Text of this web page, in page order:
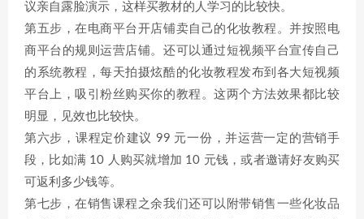
议亲自露脸演示，这样买教材的人学习的比较快。
第五步，在电商平台开店铺卖自己的化妆教程。并按照电
商平台的规则运营店铺。还可以通过短视频平台宣传自己
的系统教程，每天拍摄炫酷的化妆教程发布到各大短视频
平台上，吸引粉丝购买你的教程。这两个方法效果都比较
明显，见效也比较快。
第六步，课程定价建议 99 元一份，并运营一定的营销手
段，比如满 10 人购买就增加 10 元钱，或者邀请好友购买
可返利多少钱等。
第七步，在销售课程之余我们还可以附带销售一些化妆品